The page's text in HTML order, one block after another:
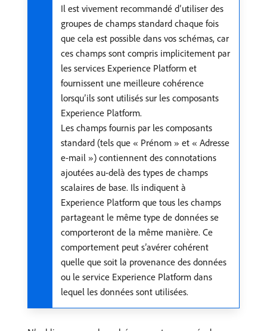
Il est vivement recommandé d’utiliser des
groupes de champs standard chaque fois
que cela est possible dans vos schémas, car
ces champs sont compris implicitement par
les services Experience Platform et
fournissent une meilleure cohérence
lorsqu’ils sont utilisés sur les composants
Experience Platform.
Les champs fournis par les composants
standard (tels que « Prénom » et « Adresse
e-mail ») contiennent des connotations
ajoutées au-delà des types de champs
scalaires de base. Ils indiquent à
Experience Platform que tous les champs
partageant le même type de données se
comporteront de la même manière. Ce
comportement peut s’avérer cohérent
quelle que soit la provenance des données
ou le service Experience Platform dans
lequel les données sont utilisées.